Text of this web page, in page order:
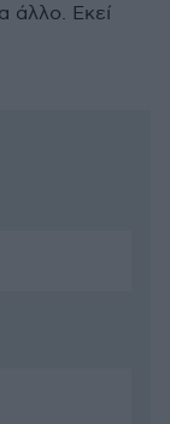
άλλο. Εκεί